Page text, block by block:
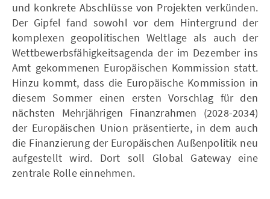
und konkrete Abschlüsse von Projekten verkünden.
Der Gipfel fand sowohl vor dem Hintergrund der
komplexen geopolitischen Weltlage als auch der
Wettbewerbsfähigkeitsagenda der im Dezember ins
Amt gekommenen Europäischen Kommission statt.
Hinzu kommt, dass die Europäische Kommission in
diesem Sommer einen ersten Vorschlag für den
nächsten Mehrjährigen Finanzrahmen (2028-2034)
der Europäischen Union präsentierte, in dem auch
die Finanzierung der Europäischen Außenpolitik neu
aufgestellt wird. Dort soll Global Gateway eine
zentrale Rolle einnehmen.